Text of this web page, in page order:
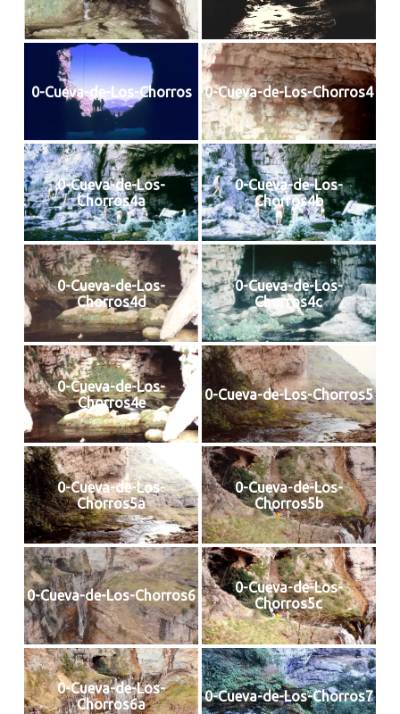
0-Cueva-de-Los-Chorros 0-Cueva-de-Los-Chorros4
0-Cueva-de-Los-
Chorros4a
0-Cueva-de-Los-
Chorros4b
0-Cueva-de-Los-
Chorros4d
0-Cueva-de-Los-
Chorros4c
0-Cueva-de-Los-
Chorros4e
0-Cueva-de-Los-Chorros5
0-Cueva-de-Los-
Chorros5a
0-Cueva-de-Los-
Chorros5b
0-Cueva-de-Los-Chorros6
0-Cueva-de-Los-
Chorros5c
0-Cueva-de-Los-
Chorros6a
0-Cueva-de-Los-Chorros7